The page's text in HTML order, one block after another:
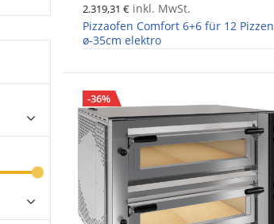
2.319,31 € inkl. MwSt.
Pizzaofen Comfort 6+6 für 12 Pizzen
ø-35cm elektro
-36%